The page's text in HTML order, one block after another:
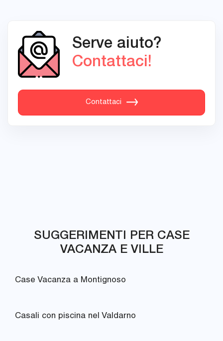
Serve aiuto?
Contattaci!
Contattaci
SUGGERIMENTI PER CASE
VACANZA E VILLE
Case Vacanza a Montignoso
Casali con piscina nel Valdarno